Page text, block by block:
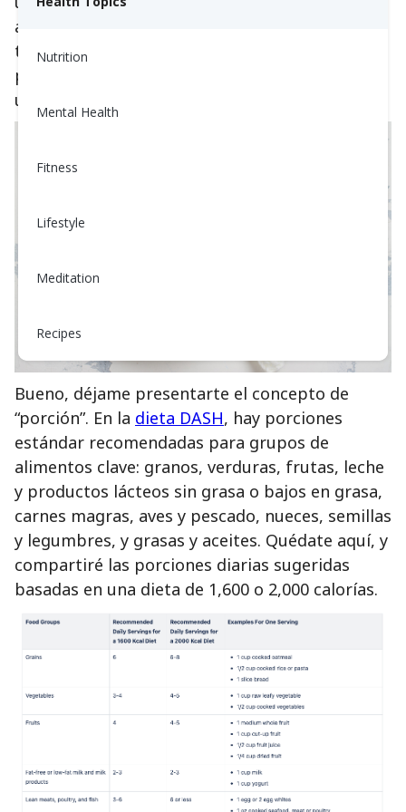
Nutrition
Mental Health
Fitness
Lifestyle
Meditation
Recipes
alimentos vienen en diferentes formas,
tamaños y pesos. ¿Cómo los cuantifico? ¿Qué
pasa si estoy comiendo fuera o no estoy
usando un plato de 9 pulgadas?
Bueno, déjame presentarte el concepto de
“porción”. En la dieta DASH, hay porciones
estándar recomendadas para grupos de
alimentos clave: granos, verduras, frutas, leche
y productos lácteos sin grasa o bajos en grasa,
carnes magras, aves y pescado, nueces, semillas
y legumbres, y grasas y aceites. Quédate aquí, y
compartiré las porciones diarias sugeridas
basadas en una dieta de 1,600 o 2,000 calorías.